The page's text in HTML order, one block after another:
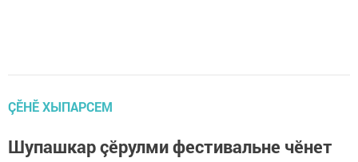
ÇӖНӖ ХЫПАРСЕМ
Шупашкар çӗрулми фестивальне чӗнет